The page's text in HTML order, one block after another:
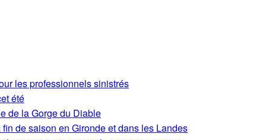
les professionnels sinistrés
été
de la Gorge du Diable
de saison en Gironde et dans les Landes